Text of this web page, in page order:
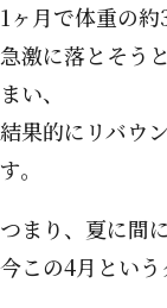
1ヶ月で体重の約
急激に落とそう
まい、
結果的にリバウ
す。
つまり、夏に間
今この4月という